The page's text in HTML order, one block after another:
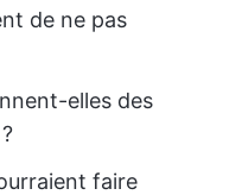
de ne pas
elles des
faire